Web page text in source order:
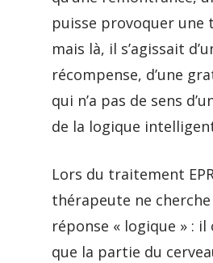
puisse provoquer une
mais là, il s’agissait
récompense, d’une
qui n’a pas de sens
de la logique
Lors du traitement
thérapeute ne
réponse « logique » : il
que la partie du